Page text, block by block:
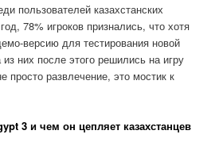
пользователей казахстанских
78% игроков признались, что хотя
версию для тестирования новой
них после этого решились на игру
просто развлечение, это мостик к
3 и чем он цепляет казахстанцев